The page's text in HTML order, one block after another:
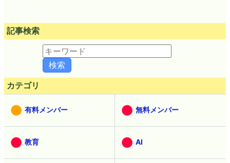
記事検索
カテゴリ
有料メンバー 無料メンバー
教育 AI